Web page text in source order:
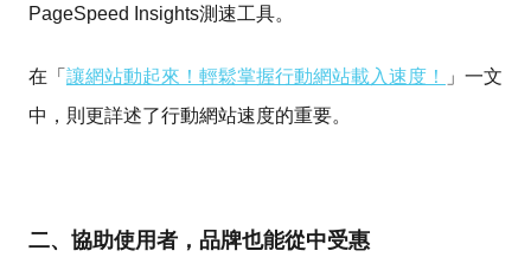
PageSpeed Insights測速工具。
在「 讓網站動起來！輕鬆掌握行動網站載入速度！
」一文
中，則更詳述了行動網站速度的重要。
二、協助使用者，品牌也能從中受惠